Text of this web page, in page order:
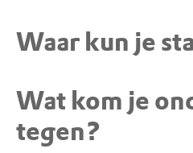
paden
Waar kun je
Ommen,
Wat kom je
tegen?